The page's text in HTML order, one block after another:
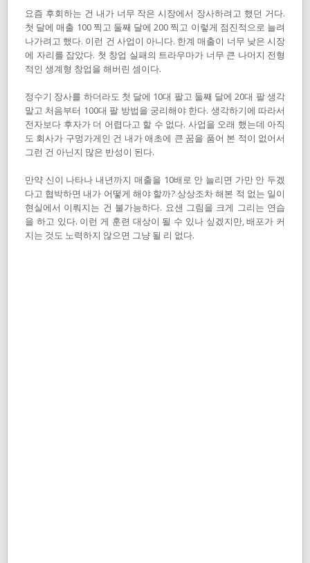
요즘 후회하는 건 내가 너무 작은 시장에서 장사하려고 했던 거다.
첫 달에 매출 100 찍고 둘째 달에 200 찍고 이렇게 점진적으로 늘려
나가려고 했다. 이런 건 사업이 아니다. 한계 매출이 너무 낮은 시장
에 자리를 잡았다. 첫 창업 실패의 트라우마가 너무 큰 나머지 전형
적인 생계형 창업을 해버린 셈이다.
정수기 장사를 하더라도 첫 달에 10대 팔고 둘째 달에 20대 팔 생각
말고 처음부터 100대 팔 방법을 궁리해야 한다. 생각하기에 따라서
전자보다 후자가 더 어렵다고 할 수 없다. 사업을 오래 했는데 아직
도 회사가 구멍가게인 건 내가 애초에 큰 꿈을 품어 본 적이 없어서
그런 건 아닌지 많은 반성이 된다.
만약 신이 나타나 내년까지 매출을 10배로 안 늘리면 가만 안 두겠
다고 협박하면 내가 어떻게 해야 할까? 상상조차 해본 적 없는 일이
현실에서 이뤄지는 건 불가능하다. 요샌 그림을 크게 그리는 연습
을 하고 있다. 이런 게 훈련 대상이 될 수 있나 싶겠지만, 배포가 커
지는 것도 노력하지 않으면 그냥 될 리 없다.